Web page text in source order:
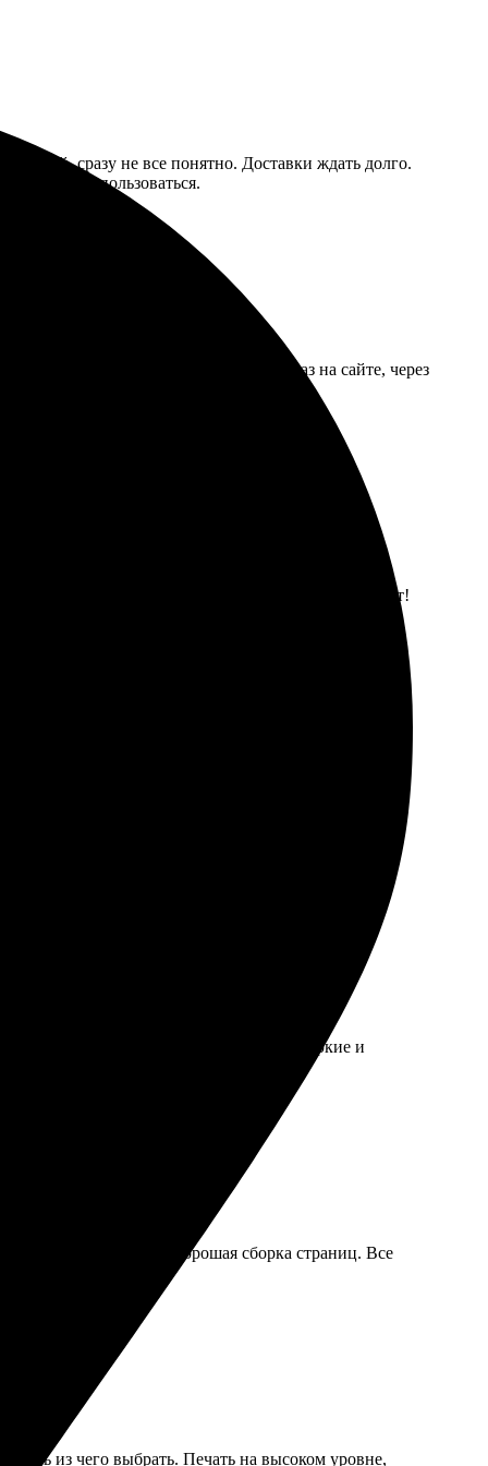
сразу не все понятно. Доставки ждать долго.
ли еще пользоваться.
оформления прост. Сделала заказ на сайте, через
следующий раз обязательно повторю!
место и выбрала здесь. Процесс оформления был
макет по своему вкусу — это очень вдохновляет!
подарок для семьи с воспоминаниями о
цвета яркие. Всё быстро и без проблем, альбом
Печать качественная, цвета яркие и
довольна и рекомендую!
печати на высоте. Хорошая сборка страниц. Все
снова.
есть из чего выбрать. Печать на высоком уровне,